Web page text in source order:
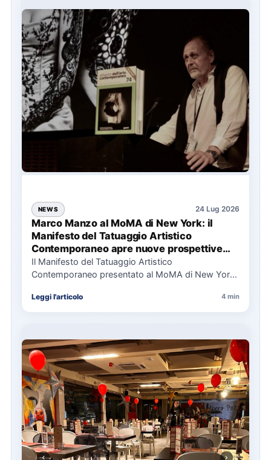
NEWS 24 Lug 2026
Marco Manzo al MoMA di New York: il
Manifesto del Tatuaggio Artistico
Contemporaneo apre nuove prospettive
per il collezionismo
Il Manifesto del Tatuaggio Artistico
Contemporaneo presentato al MoMA di New York
Leggi l'articolo 4 min